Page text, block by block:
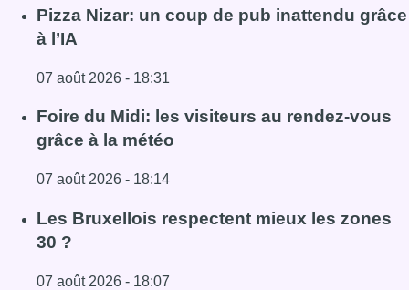
Pizza Nizar: un coup de pub inattendu grâce
à l’IA
07 août 2026 - 18:31
Lire l'article Pizza Nizar: un coup de pub inattendu grâce
Foire du Midi: les visiteurs au rendez-vous
grâce à la météo
07 août 2026 - 18:14
Lire l'article Foire du Midi: les visiteurs au rendez-vous
Les Bruxellois respectent mieux les zones
30 ?
07 août 2026 - 18:07